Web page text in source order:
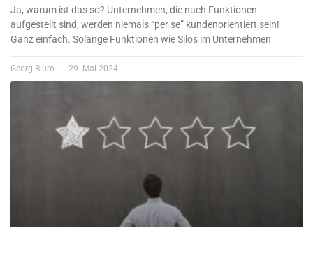
Ja, warum ist das so? Unternehmen, die nach Funktionen
aufgestellt sind, werden niemals “per se” kundenorientiert sein!
Ganz einfach. Solange Funktionen wie Silos im Unternehmen
Georg Blum 29. Mai 2024